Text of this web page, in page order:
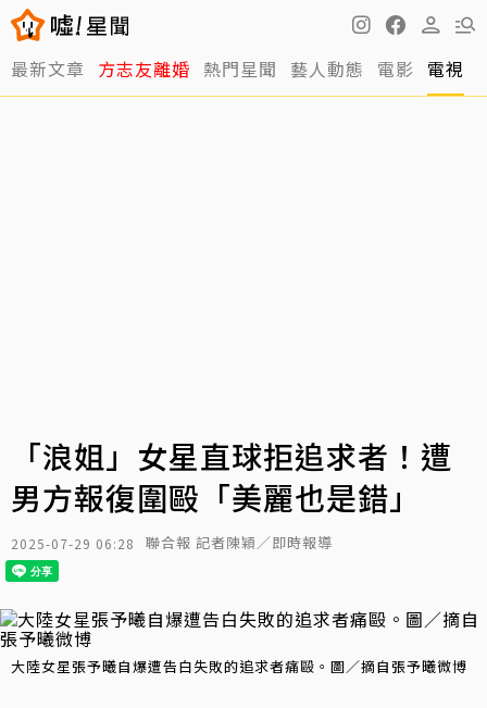
最新文章 方志友離婚 熱門星聞 藝人動態 電影 電視
「浪姐」女星直球拒追求者！遭
男方報復圍毆「美麗也是錯」
2025-07-29 06:28 聯合報 記者陳穎／即時報導
大陸女星張予曦自爆遭告白失敗的追求者痛毆。圖／摘自張予曦微博